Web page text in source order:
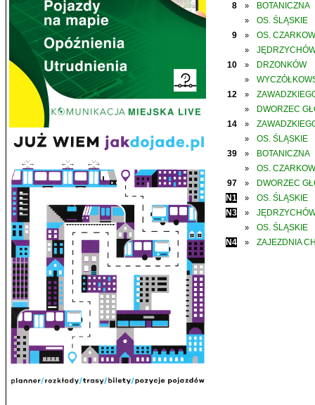
8
» BOTANICZNA
»
OS. ŚLĄSKIE
9
» OS.
»
10
» DRZONKÓW
»
12
»
»
DWORZEC
14
»
»
OS. ŚLĄSKIE
39
» BOTANICZNA
»
OS.
97
»
DWORZEC
N1
»
OS. ŚLĄSKIE
N3
»
»
OS. ŚLĄSKIE
N4
» ZAJEZDNIA